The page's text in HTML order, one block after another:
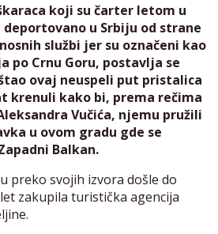
koji su čarter letom u
u Srbiju od strane
službi jer su označeni kao
po Crnu Goru, postavlja se
ovaj neuspeli put pristalica
krenuli kako bi, prema rečima
Vučića, njemu pružili
u ovom gradu gde se
Balkan.
preko svojih izvora došle do
zakupila turistička agencija